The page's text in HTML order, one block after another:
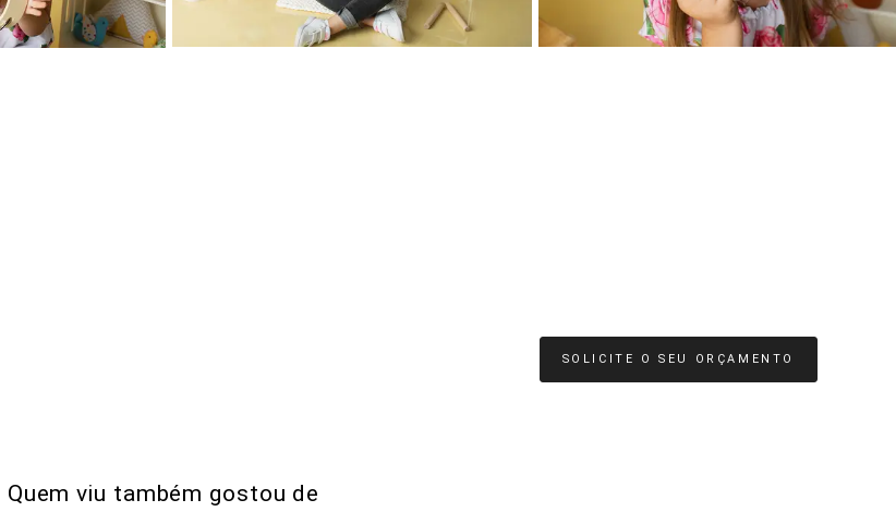
SOLICITE O SEU ORÇAMENTO
Quem viu também gostou de